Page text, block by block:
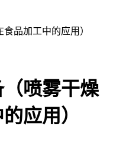
品加工中的应用）
喷雾干燥
应用）